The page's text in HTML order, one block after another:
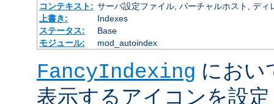
コンテキスト: サーバ設定ファイル, バーチャルホスト, ディ
上書き:
Indexes
ステータス:
Base
モジュール:
mod_autoindex
FancyIndexing におい
表示するアイコンを設